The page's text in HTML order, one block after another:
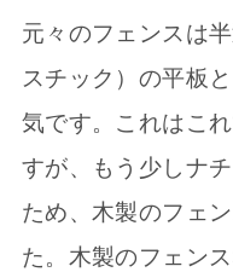
元々のフェンスは
スチック）の平板
気です。これはこ
すが、もう少しナ
ため、木製のフェ
た。木製のフェン